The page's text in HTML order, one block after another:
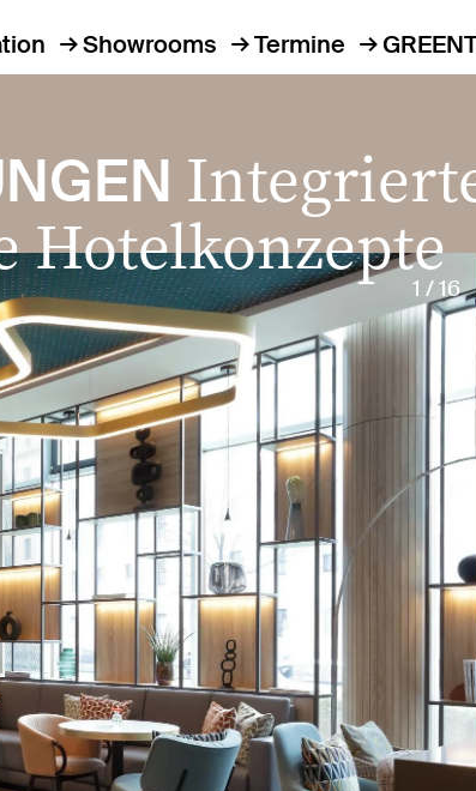
Showrooms Termine
Hotelkonzepte
1 / 16